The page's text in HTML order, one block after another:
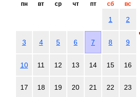
пн вт ср чт пт сб вс
1 2
3 4 5 6 7 8 9
10 11 12 13 14 15 16
17 18 19 20 21 22 23